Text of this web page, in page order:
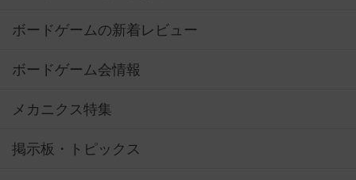
ボードゲームの新着レビュー
ボードゲーム会情報
メカニクス特集
掲示板・トピックス